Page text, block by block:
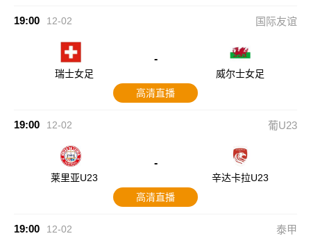
19:00 12-02 国际友谊
瑞士女足
-
威尔士女足
高清直播
19:00 12-02 葡U23
莱里亚U23
-
辛达卡拉U23
高清直播
19:00 12-02 泰甲